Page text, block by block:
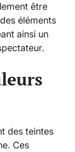
être
éléments
ainsi un
des teintes
Ces